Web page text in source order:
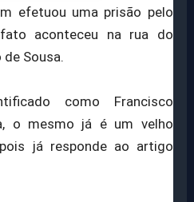
efetuou uma prisão pelo
aconteceu na rua do
de Sousa.
como Francisco
o mesmo já é um velho
já responde ao artigo